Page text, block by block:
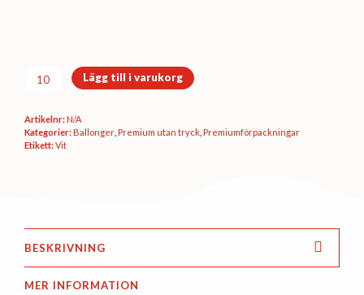
Premiumförpackning
-
Vanilla
Lägg till i varukorg
Artikelnr: N/A
Kategorier: Ballonger, Premium utan tryck, Premium­förpackningar
Etikett:Vit
BESKRIVNING
MER INFORMATION